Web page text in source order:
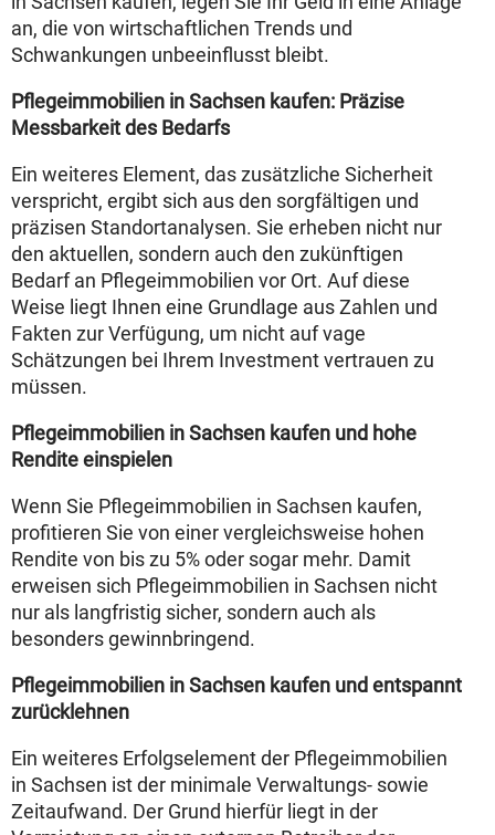
an, die von wirtschaftlichen Trends und
Schwankungen unbeeinflusst bleibt.
Pflegeimmobilien in Sachsen kaufen: Präzise
Messbarkeit des Bedarfs
Ein weiteres Element, das zusätzliche Sicherheit
verspricht, ergibt sich aus den sorgfältigen und
präzisen Standortanalysen. Sie erheben nicht nur
den aktuellen, sondern auch den zukünftigen
Bedarf an Pflegeimmobilien vor Ort. Auf diese
Weise liegt Ihnen eine Grundlage aus Zahlen und
Fakten zur Verfügung, um nicht auf vage
Schätzungen bei Ihrem Investment vertrauen zu
müssen.
Pflegeimmobilien in Sachsen kaufen und hohe
Rendite einspielen
Wenn Sie Pflegeimmobilien in Sachsen kaufen,
profitieren Sie von einer vergleichsweise hohen
Rendite von bis zu 5% oder sogar mehr. Damit
erweisen sich Pflegeimmobilien in Sachsen nicht
nur als langfristig sicher, sondern auch als
besonders gewinnbringend.
Pflegeimmobilien in Sachsen kaufen und entspannt
zurücklehnen
Ein weiteres Erfolgselement der Pflegeimmobilien
in Sachsen ist der minimale Verwaltungs- sowie
Zeitaufwand. Der Grund hierfür liegt in der